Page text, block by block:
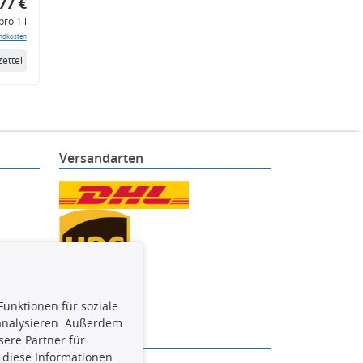
1 l
Versandarten
für soziale
Außerdem
Partner für
Informationen